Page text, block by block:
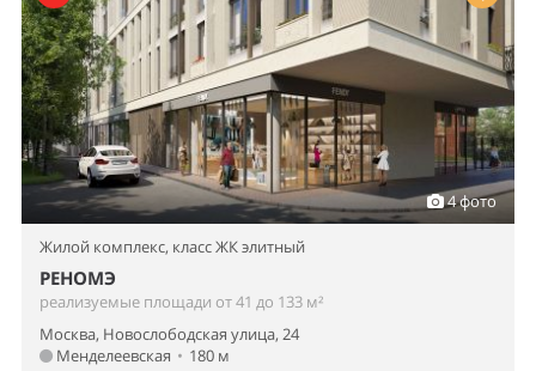
4 фото
Жилой комплекс, класс ЖК элитный
РЕНОМЭ
реализуемые площади от 41 до 133 м²
Москва, Новослободская улица, 24
Менделеевская • 180 м